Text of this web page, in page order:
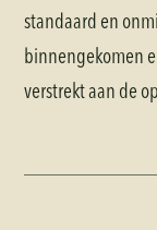
standaard en
binnengekomen
verstrekt aan de